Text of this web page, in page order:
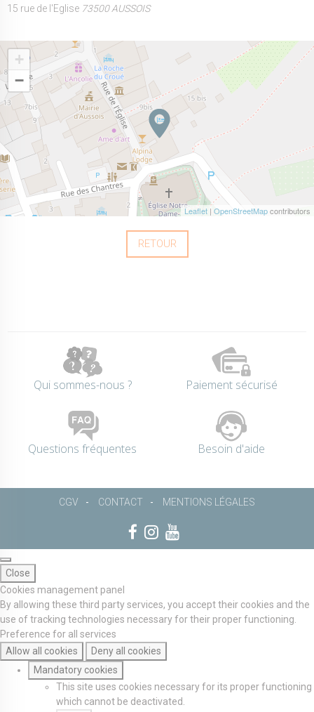
15 rue de l'Eglise 73500 AUSSOIS
+
−
Leaflet | OpenStreetMapcontributors
RETOUR
Qui sommes-nous ? Paiement sécurisé
Questions fréquentes Besoin d'aide
CGV CONTACT MENTIONS LÉGALES
Close
Cookies management panel
By allowing these third party services, you accept their cookies and the
use of tracking technologies necessary for their proper functioning.
Preference for all services
Allow all cookies
Deny all cookies
Mandatory cookies
This site uses cookies necessary for its proper functioning
which cannot be deactivated.